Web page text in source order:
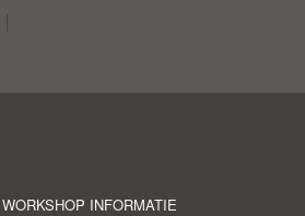
WORKSHOP INFORMATIE